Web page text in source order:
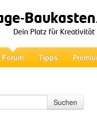
Forum Tipps
Suchen